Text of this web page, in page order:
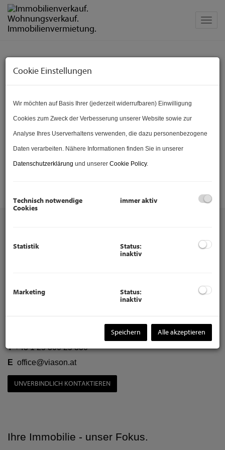
Hier finden Sie unsere
erfolgreich vermittelten
Immobilien.
1 2 3
3
Goldenes Quartier ❘ Tuchlauben 7a ❘ 1010 Wien
T +43 1 25 300 25 330
E office@viason.at
UNVERBINDLICH KONTAKTIEREN
Ihre Immobilie - unser Fokus.
Cookie Einstellungen
Wir möchten auf Basis Ihrer (jederzeit widerrufbaren) Einwilligung
Cookies zum Zweck der Verbesserung unserer Website sowie zur
Analyse Ihres Userverhaltens verwenden, die dazu personenbezogene
Daten verarbeiten. Nähere Informationen finden Sie in unserer
Datenschutzerklärung und unserer Cookie Policy.
Technisch notwendige
Cookies
immer aktiv
Statistik
Status:
inaktiv
Marketing
Status:
inaktiv
Speichern Alle akzeptieren